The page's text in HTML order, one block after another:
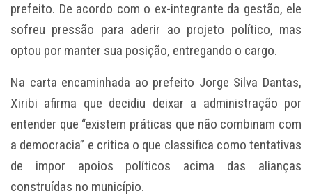
prefeito. De acordo com o ex-integrante da gestão, ele
sofreu pressão para aderir ao projeto político, mas
optou por manter sua posição, entregando o cargo.
Na carta encaminhada ao prefeito Jorge Silva Dantas,
Xiribi afirma que decidiu deixar a administração por
entender que “existem práticas que não combinam com
a democracia” e critica o que classifica como tentativas
de impor apoios políticos acima das alianças
construídas no município.